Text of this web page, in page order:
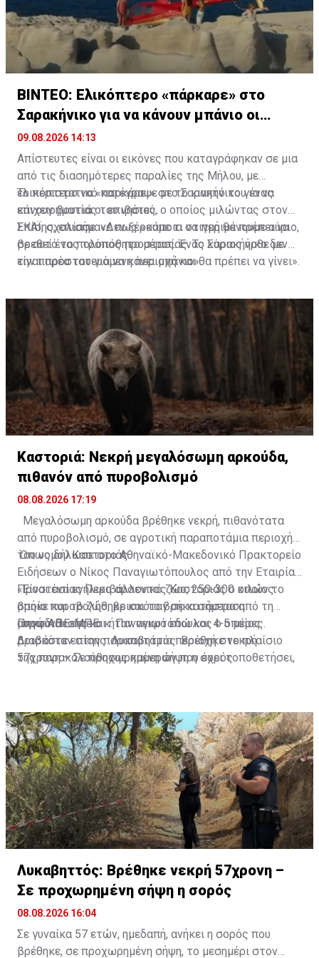
ΒΙΝΤΕΟ: Ελικόπτερο «πάρκαρε» στο
Σαρακήνικο για να κάνουν μπάνιο οι
επιβάτες
09.08.2026 14:13
Απίστευτες είναι οι εικόνες που καταγράφηκαν σε μια
από τις διασημότερες παραλίες της Μήλου, με
ελικόπτερο να «παρκάρει» στο Σαρακήνικο για να
κάνουν βουτιά οι επιβάτες.
Το περιστατικό κατέγραψε με το κινητό του ένας
επιχειρηματίας του νησιού, ο οποίος μιλώντας στον
ΣΚΑΪ, σχολίασε: «Δεν ξέρουμε τι να περιμένουμε αύριο,
σε αυτό το πολυπόθητο μέρος. Ένας κύριος ήρθε με
την παρέα του για να κάνει μπάνιο».
Επίσης, επισήμανε πως «κάποια στιγμή θα πρέπει να
βρεθεί ένας τρόπος προστασίας. Το Σαρακήνικο δεν
είναι προστατευόμενη περιοχή και θα πρέπει να γίνει».
Καστοριά: Νεκρή μεγαλόσωμη αρκούδα,
πιθανόν από πυροβολισμό
08.08.2026 17:19
Μεγαλόσωμη αρκούδα βρέθηκε νεκρή, πιθανότατα
από πυροβολισμό, σε αγροτική παραποτάμια περιοχή
του νομού Καστοριάς.
Όπως δήλωσε στο Αθηναϊκό-Μακεδονικό Πρακτορείο
Ειδήσεων ο Νίκος Παναγιωτόπουλος από την Εταιρία
Προστασίας Περιβάλλοντος Καστοριάς ο οποίος
βρήκε και το ζώο, βρισκόταν σε κατάσταση
αποσύνθεσης και ήταν νεκρό εδώ και 4-5 μέρες.
«Είναι ένα ενήλικο αρσενικό ζώο, 250-300 κιλών το
οποίο πυροβολήθηκε και το βρήκα σήμερα από τη
μυρωδιά» είπε ο κ. Παναγιωτόπουλος ο οποίος
βρισκόταν στην παραποτάμια περιοχή στο πλαίσιο
της παρακολούθησης καμερών που έχει τοποθετήσει,
Πηγή: ΑΠΕ-ΜΠΕ
Διαβάστε επίσης:Λυκαβηττός: Βρέθηκε νεκρή
57χρονη – Σε προχωρημένη σήψη η σορός
Λυκαβηττός: Βρέθηκε νεκρή 57χρονη –
Σε προχωρημένη σήψη η σορός
08.08.2026 16:04
Σε γυναίκα 57 ετών, ημεδαπή, ανήκει η σορός που
βρέθηκε, σε προχωρημένη σήψη, το μεσημέρι στον